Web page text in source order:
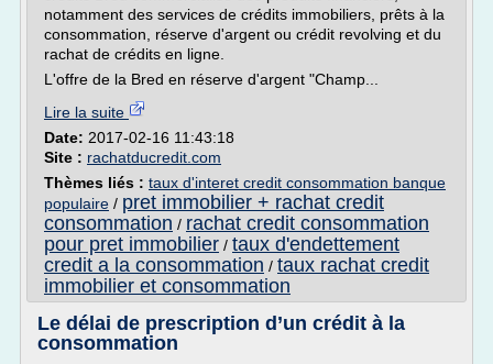
notamment des services de crédits immobiliers, prêts à la
consommation, réserve d'argent ou crédit revolving et du
rachat de crédits en ligne.
L'offre de la Bred en réserve d'argent "Champ...
Lire la suite
Date: 2017-02-16 11:43:18
Site : rachatducredit.com
Thèmes liés : taux d'interet credit consommation banque
populaire / pret immobilier + rachat credit
consommation / rachat credit consommation
pour pret immobilier / taux d'endettement
credit a la consommation / taux rachat credit
immobilier et consommation
Le délai de prescription d’un crédit à la
consommation